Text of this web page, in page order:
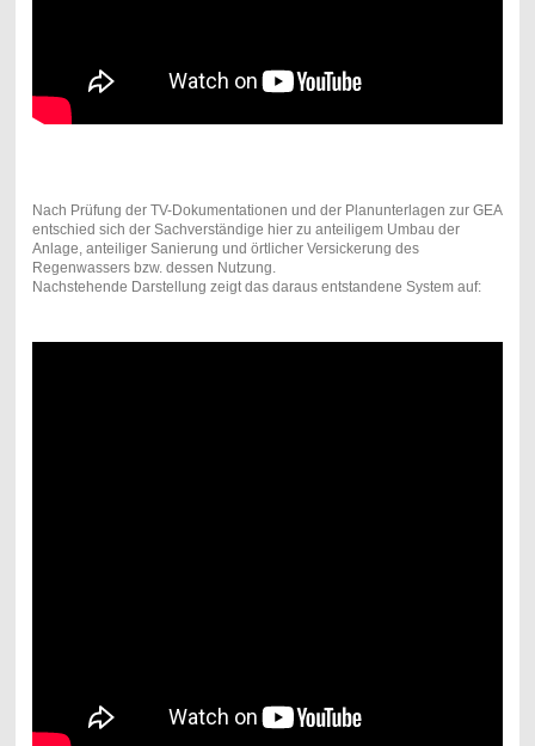
Nach Prüfung der TV-Dokumentationen und der Planunterlagen zur GEA
entschied sich der Sachverständige hier zu anteiligem Umbau der
Anlage, anteiliger Sanierung und örtlicher Versickerung des
Regenwassers bzw. dessen Nutzung.
Nachstehende Darstellung zeigt das daraus entstandene System auf: